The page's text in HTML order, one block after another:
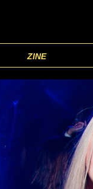
ZINE